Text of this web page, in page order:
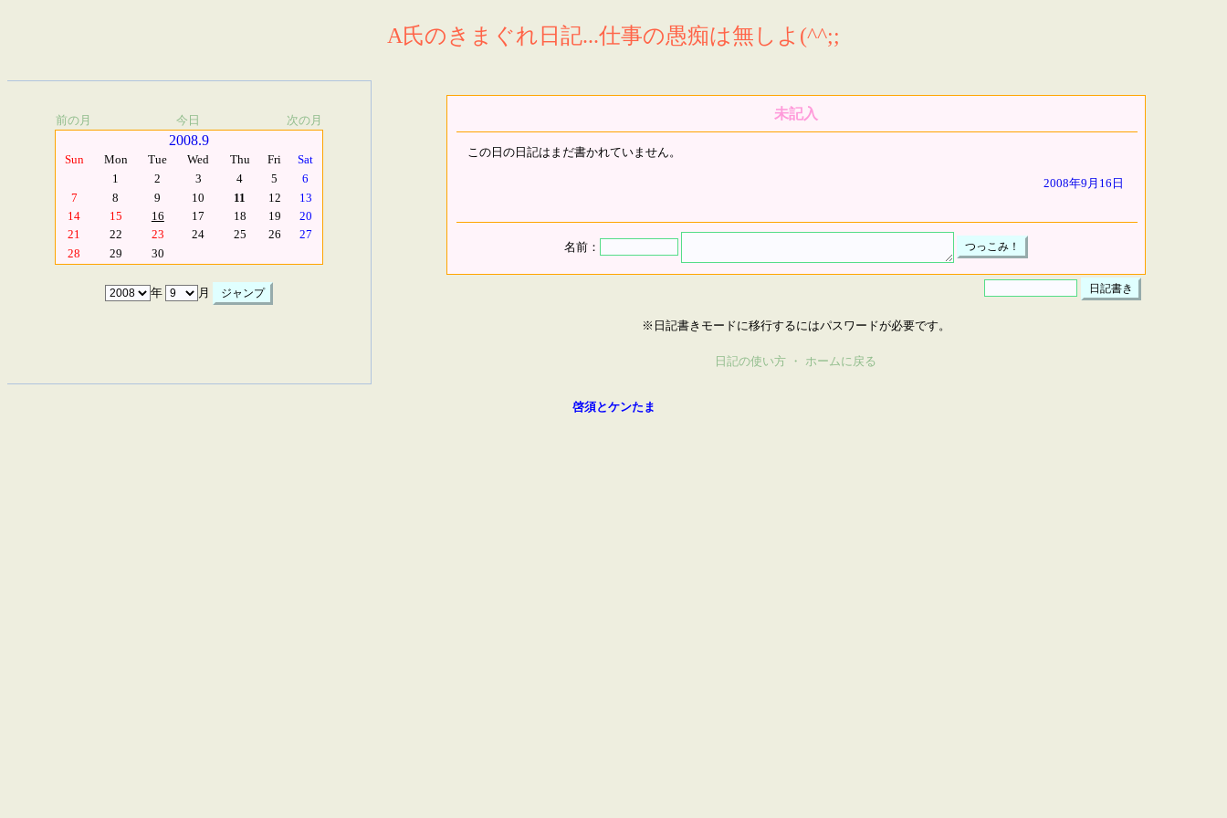
A氏のきまぐれ日記...仕事の愚痴は無しよ(^^;;
前の月 今日 次の月
2008.9
Sun Mon Tue Wed Thu Fri
Sat
1
2 3 4 5
6
7
8 9 10 11 12
13
14
15 16 17 18 19
20
21
22 23 24 25 26
27
28
29 30
年 月
未記入
この日の日記はまだ書かれていません。
2008年9月16日
名前：
※日記書きモードに移行するにはパスワードが必要です。
日記の使い方 ・ ホームに戻る
啓須とケンたま